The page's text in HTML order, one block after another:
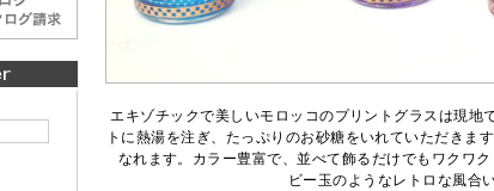
エキゾチックで美しいモロッコのプリントグラスは現
トに熱湯を注ぎ、たっぷりのお砂糖をいれていただき
なれます。カラー豊富で、並べて飾るだけでもワクワ
ビー玉のようなレトロな風合